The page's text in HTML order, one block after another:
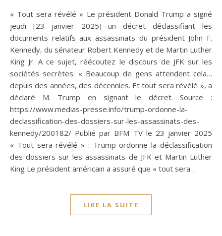
« Tout sera révélé » Le président Donald Trump a signé
jeudi [23 janvier 2025] un décret déclassifiant les
documents relatifs aux assassinats du président John F.
Kennedy, du sénateur Robert Kennedy et de Martin Luther
King Jr. A ce sujet, réécoutez le discours de JFK sur les
sociétés secrètes. « Beaucoup de gens attendent cela…
depuis des années, des décennies. Et tout sera révélé », a
déclaré M. Trump en signant le décret. Source :
https://www.medias-presse.info/trump-ordonne-la-
declassification-des-dossiers-sur-les-assassinats-des-
kennedy/200182/ Publié par BFM TV le 23 janvier 2025
« Tout sera révélé » : Trump ordonne la déclassification
des dossiers sur les assassinats de JFK et Martin Luther
King Le président américain a assuré que « tout sera…
LIRE LA SUITE